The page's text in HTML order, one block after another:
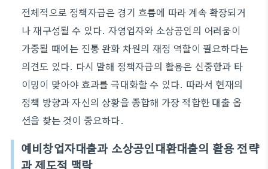
전체적으로 정책자금은 경기 흐름에 따라 계속 확장되거
나 재구성될 수 있다. 자영업자와 소상공인의 어려움이
가중될 때에는 진통 완화 차원의 재정 역할이 필요하다는
의견도 있다. 다시 말해 정책자금의 활용은 신중함과 타
이밍이 맞아야 효과를 극대화할 수 있다. 따라서 현재의
정책 방향과 자신의 상황을 종합해 가장 적합한 대출 옵
션을 찾는 것이 중요하다.
예비창업자대출과 소상공인대환대출의 활용 전략
과 제도적 맥락